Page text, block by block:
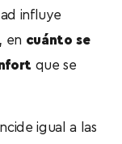
influye
, en cuánto se
que se
igual a las